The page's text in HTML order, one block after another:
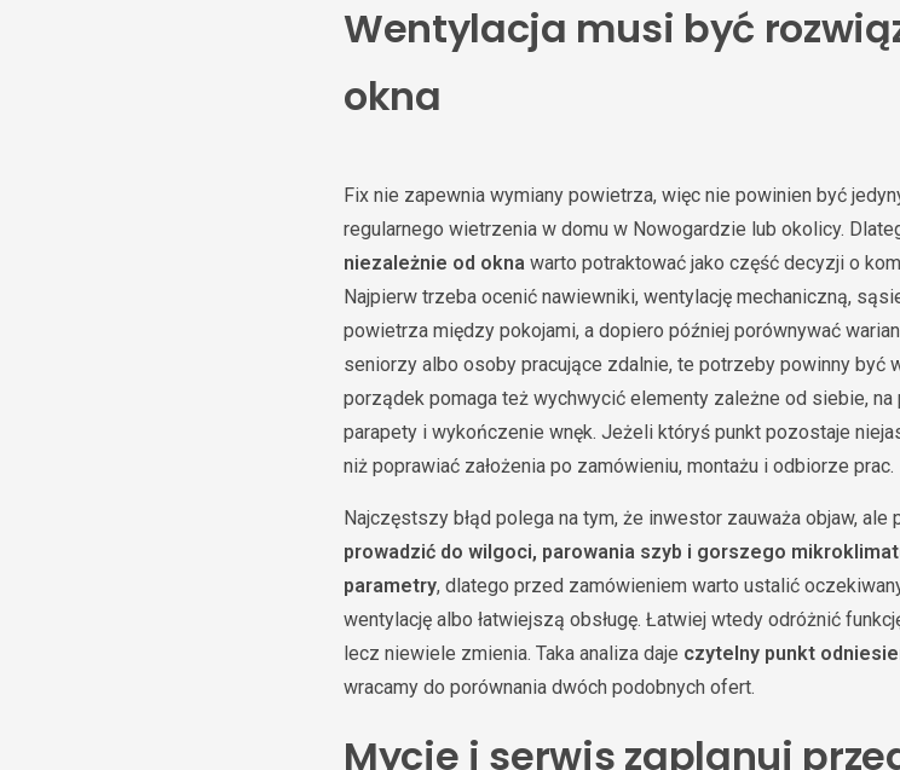
Wentylacja musi być
okna
Fix nie zapewnia wymiany powietrza, więc nie powinien być
regularnego wietrzenia w domu w Nowogardzie lub okolicy.
niezależnie od okna warto potraktować jako część decyzji o
Najpierw trzeba ocenić nawiewniki, wentylację mechaniczną,
powietrza między pokojami, a dopiero później porównywać
seniorzy albo osoby pracujące zdalnie, te potrzeby powinny być
porządek pomaga też wychwycić elementy zależne od siebie, na
parapety i wykończenie wnęk. Jeżeli któryś punkt pozostaje
niż poprawiać założenia po zamówieniu, montażu i odbiorze prac.
Najczęstszy błąd polega na tym, że inwestor zauważa objaw, ale
prowadzić do wilgoci, parowania szyb i gorszego
parametry, dlatego przed zamówieniem warto ustalić
wentylację albo łatwiejszą obsługę. Łatwiej wtedy odróżnić
lecz niewiele zmienia. Taka analiza daje czytelny punkt
wracamy do porównania dwóch podobnych ofert.
Mycie i serwis zaplanuj